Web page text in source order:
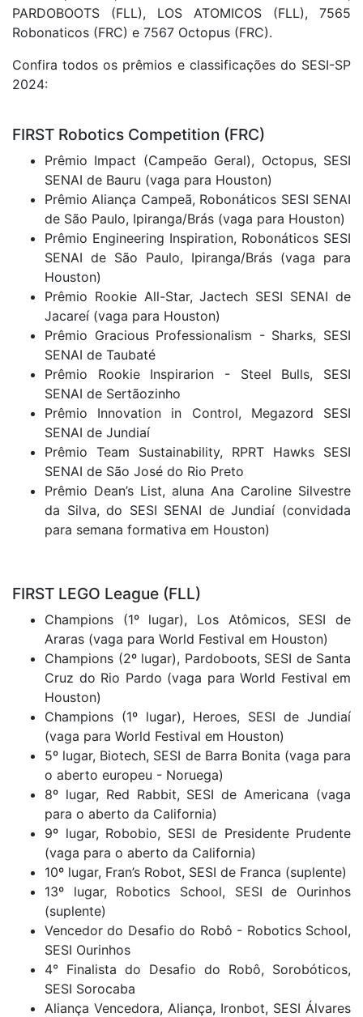
PARDOBOOTS (FLL), LOS ATOMICOS (FLL), 7565
Robonaticos (FRC) e 7567 Octopus (FRC).
Confira todos os prêmios e classificações do SESI-SP
2024:
FIRST Robotics Competition (FRC)
Prêmio Impact (Campeão Geral), Octopus, SESI
SENAI de Bauru (vaga para Houston)
Prêmio Aliança Campeã, Robonáticos SESI SENAI
de São Paulo, Ipiranga/Brás (vaga para Houston)
Prêmio Engineering Inspiration, Robonáticos SESI
SENAI de São Paulo, Ipiranga/Brás (vaga para
Houston)
Prêmio Rookie All-Star, Jactech SESI SENAI de
Jacareí (vaga para Houston)
Prêmio Gracious Professionalism - Sharks, SESI
SENAI de Taubaté
Prêmio Rookie Inspirarion - Steel Bulls, SESI
SENAI de Sertãozinho
Prêmio Innovation in Control, Megazord SESI
SENAI de Jundiaí
Prêmio Team Sustainability, RPRT Hawks SESI
SENAI de São José do Rio Preto
Prêmio Dean’s List, aluna Ana Caroline Silvestre
da Silva, do SESI SENAI de Jundiaí (convidada
para semana formativa em Houston)
FIRST LEGO League (FLL)
Champions (1º lugar), Los Atômicos, SESI de
Araras (vaga para World Festival em Houston)
Champions (2º lugar), Pardoboots, SESI de Santa
Cruz do Rio Pardo (vaga para World Festival em
Houston)
Champions (1º lugar), Heroes, SESI de Jundiaí
(vaga para World Festival em Houston)
5º lugar, Biotech, SESI de Barra Bonita (vaga para
o aberto europeu - Noruega)
8º lugar, Red Rabbit, SESI de Americana (vaga
para o aberto da California)
9º lugar, Robobio, SESI de Presidente Prudente
(vaga para o aberto da California)
10º lugar, Fran’s Robot, SESI de Franca (suplente)
13º lugar, Robotics School, SESI de Ourinhos
(suplente)
Vencedor do Desafio do Robô - Robotics School,
SESI Ourinhos
4° Finalista do Desafio do Robô, Sorobóticos,
SESI Sorocaba
Aliança Vencedora, Aliança, Ironbot, SESI Álvares